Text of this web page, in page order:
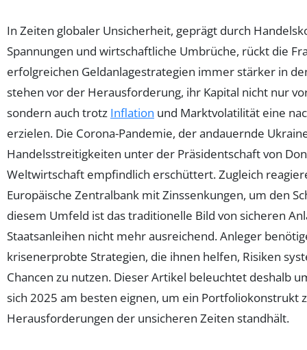
In Zeiten globaler Unsicherheit, geprägt durch
Spannungen und wirtschaftliche Umbrüche, rückt die
erfolgreichen Geldanlagestrategien immer stärker in
stehen vor der Herausforderung, ihr Kapital nicht nur
sondern auch trotz Inflation und Marktvolatilität eine
erzielen. Die Corona-Pandemie, der andauernde
Handelsstreitigkeiten unter der Präsidentschaft von
Weltwirtschaft empfindlich erschüttert. Zugleich
Europäische Zentralbank mit Zinssenkungen, um den
diesem Umfeld ist das traditionelle Bild von sicheren
Staatsanleihen nicht mehr ausreichend. Anleger
krisenerprobte Strategien, die ihnen helfen, Risiken
Chancen zu nutzen. Dieser Artikel beleuchtet deshalb
sich 2025 am besten eignen, um ein Portfoliokonstrukt
Herausforderungen der unsicheren Zeiten standhält.